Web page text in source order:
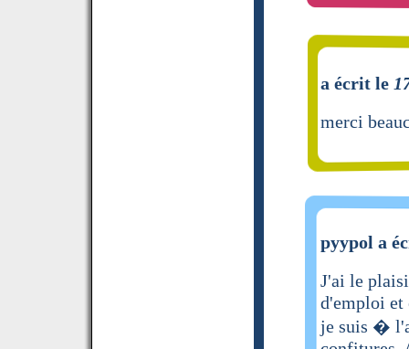
a écrit le
merci
pyypol a
J'ai le
d'emploi et
je suis �